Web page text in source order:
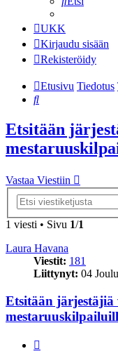
UKK
Kirjaudu sisään
Rekisteröidy
Etusivu Tiedotus
Etsi
Etsitään
Vastaa Viestiin
1 viesti • Sivu 1/1
Laura Havana
Viestit: 181
Liittynyt: 04
Etsitään järjestäjiä